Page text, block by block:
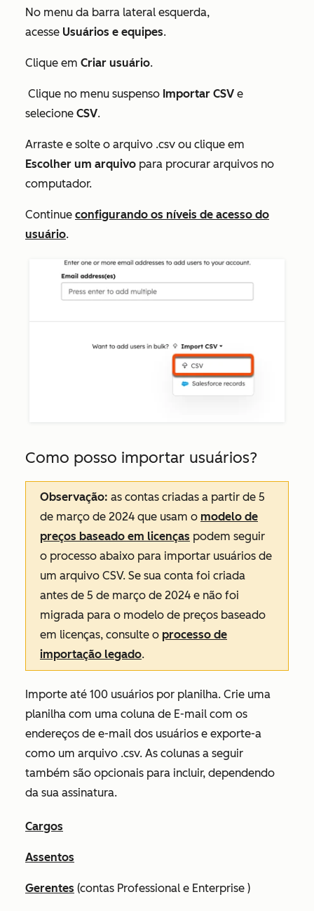
No menu da barra lateral esquerda,
acesse Usuários e equipes.
Clique em Criar usuário.
Clique no menu suspenso Importar CSV e
selecione CSV.
Arraste e solte o arquivo .csv ou clique em
Escolher um arquivo para procurar arquivos no
computador.
Continue configurando os níveis de acesso do
usuário.
Como posso importar usuários?
Observação: as contas criadas a partir de 5
de março de 2024 que usam o modelo de
preços baseado em licenças podem seguir
o processo abaixo para importar usuários de
um arquivo CSV. Se sua conta foi criada
antes de 5 de março de 2024 e não foi
migrada para o modelo de preços baseado
em licenças, consulte o processo de
importação legado.
Importe até 100 usuários por planilha. Crie uma
planilha com uma coluna de E-mail com os
endereços de e-mail dos usuários e exporte-a
como um arquivo .csv. As colunas a seguir
também são opcionais para incluir, dependendo
da sua assinatura.
Cargos
Assentos
Gerentes (contas Professional e Enterprise )